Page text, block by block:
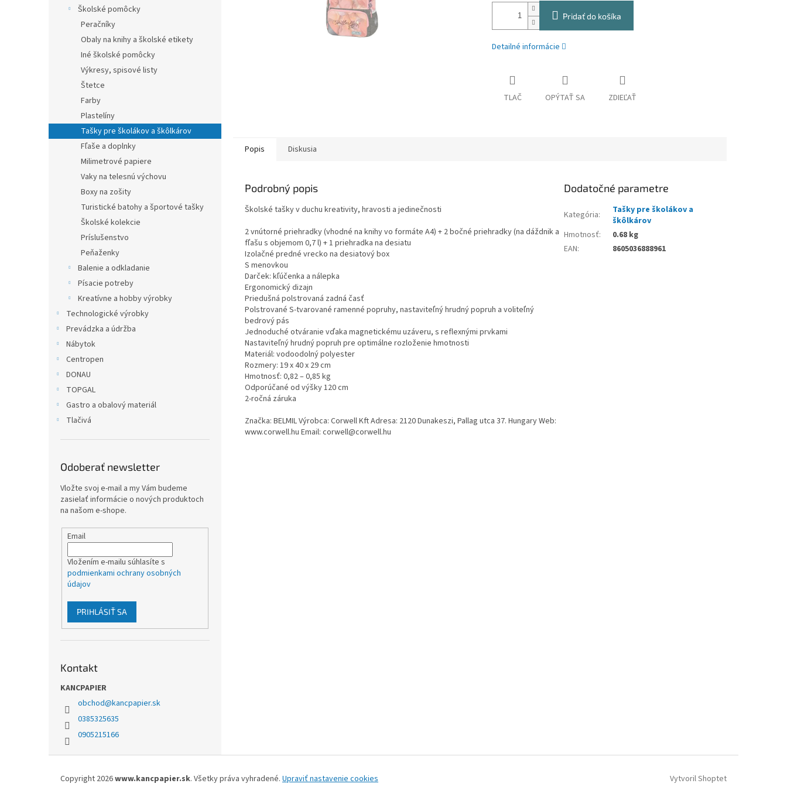
Školské pomôcky
Peračníky
Obaly na knihy a školské etikety
Iné školské pomôcky
Výkresy, spisové listy
Štetce
Farby
Plastelíny
Tašky pre školákov a škôlkárov
Fľaše a doplnky
Milimetrové papiere
Vaky na telesnú výchovu
Boxy na zošity
Turistické batohy a športové tašky
Školské kolekcie
Príslušenstvo
Peňaženky
Balenie a odkladanie
Písacie potreby
Kreatívne a hobby výrobky
Technologické výrobky
Prevádzka a údržba
Nábytok
Centropen
DONAU
TOPGAL
Gastro a obalový materiál
Tlačivá
Odoberať newsletter
Vložte svoj e-mail a my Vám budeme
zasielať informácie o nových produktoch
na našom e-shope.
Email
Vložením e-mailu súhlasíte s
podmienkami ochrany osobných
údajov
PRIHLÁSIŤ SA
Kontakt
KANCPAPIER
obchod@kancpapier.sk
0385325635
0905215166
Pridať do košíka
Detailné informácie
TLAČ OPÝTAŤ SA ZDIEĽAŤ
Popis Diskusia
Podrobný popis
Školské tašky v duchu kreativity, hravosti a jedinečnosti
2 vnútorné priehradky (vhodné na knihy vo formáte A4) + 2 bočné priehradky (na dáždnik a
fľašu s objemom 0,7 l) + 1 priehradka na desiatu
Izolačné predné vrecko na desiatový box
S menovkou
Darček: kľúčenka a nálepka
Ergonomický dizajn
Priedušná polstrovaná zadná časť
Polstrované S-tvarované ramenné popruhy, nastaviteľný hrudný popruh a voliteľný
bedrový pás
Jednoduché otváranie vďaka magnetickému uzáveru, s reflexnými prvkami
Nastaviteľný hrudný popruh pre optimálne rozloženie hmotnosti
Materiál: vodoodolný polyester
Rozmery: 19 x 40 x 29 cm
Hmotnosť: 0,82 – 0,85 kg
Odporúčané od výšky 120 cm
2-ročná záruka
Značka: BELMIL Výrobca: Corwell Kft Adresa: 2120 Dunakeszi, Pallag utca 37. Hungary Web:
www.corwell.hu Email: corwell@corwell.hu
Dodatočné parametre
Kategória:
Tašky pre školákov a
škôlkárov
Hmotnosť:
0.68 kg
EAN: 8605036888961
Vytvoril Shoptet
Copyright 2026www.kancpapier.sk. Všetky práva vyhradené. Upraviť nastavenie cookies